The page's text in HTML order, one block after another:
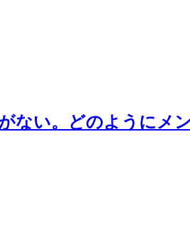
ない。どのようにメ